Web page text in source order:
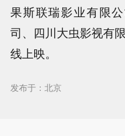
果斯联瑞影业有限
司、四川大虫影视有
线上映。
发布于：北京